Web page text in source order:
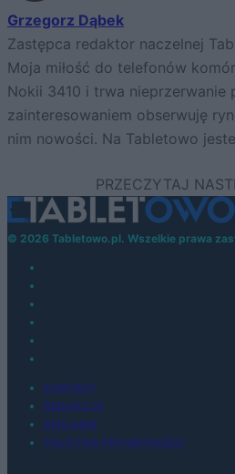
Grzegorz Dąbek
Zastępca redaktor naczelnej
Moja miłość do telefonów
Nokii 3410 i trwa nieprzerwanie
zainteresowaniem obserwuję
nim nowości. Na Tabletowo
© 2026 Tabletowo.pl. Wszelkie prawa
KONTAKT
REDAKCJA
REKLAMA
POLITYKA PRYWATNOŚCI